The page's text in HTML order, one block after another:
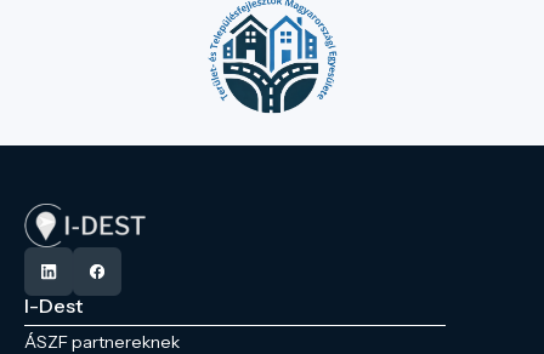
I-Dest
ÁSZF partnereknek